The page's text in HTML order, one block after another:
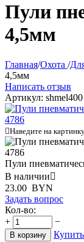
Пули
4,5мм
Главная/Охота /
4,5мм
Написать отзыв
Артикул: shmel400
Наведите на
Пули
В наличии
23.00 BYN
Задать вопрос
Кол-во:
+
−
В корзину